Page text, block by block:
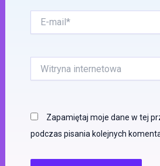
mail*
internetowa
Zapamiętaj moje dane w tej
podczas pisania kolejnych